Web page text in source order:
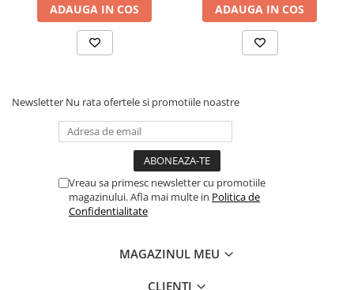
ADAUGA IN COS ADAUGA IN COS
Newsletter Nu rata ofertele si promotiile noastre
Vreau sa primesc newsletter cu promotiile
magazinului. Afla mai multe in Politica de
Confidentialitate
MAGAZINUL MEU
CLIENTI